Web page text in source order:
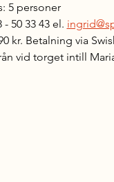
5 personer
50 33 43 el.
kr. Betalning via
vid torget intill